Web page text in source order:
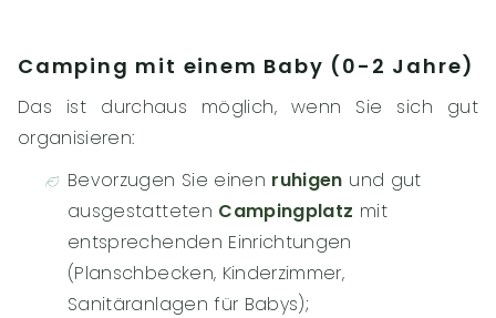
Camping mit einem Baby (0-2 Jahre)
Das ist durchaus möglich, wenn Sie sich gut
organisieren:
Bevorzugen Sie einen ruhigen und gut
ausgestatteten Campingplatz mit
entsprechenden Einrichtungen
(Planschbecken, Kinderzimmer,
Sanitäranlagen für Babys);